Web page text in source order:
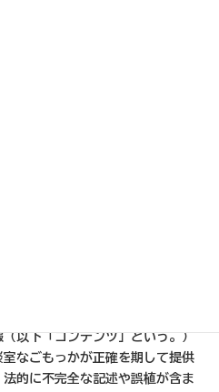
以下「コンテンツ」という。）
なごもっかが正確を期して提供
的に不完全な記述や誤植が含ま